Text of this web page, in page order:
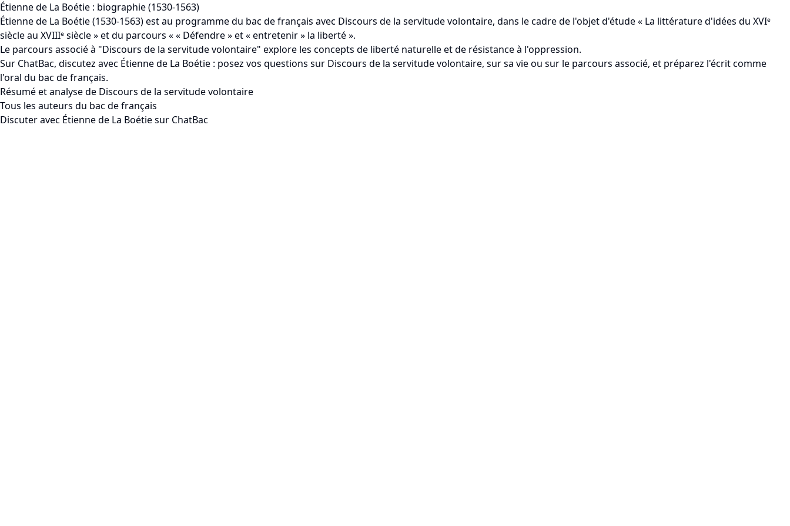
Étienne de La Boétie : biographie (1530-1563)
Étienne de La Boétie (1530-1563) est au programme du bac de français avec Discours de la servitude volontaire, dans le cadre de l'objet d'étude « La littérature d'idées du XVIᵉ
siècle au XVIIIᵉ siècle » et du parcours « « Défendre » et « entretenir » la liberté ».
Le parcours associé à "Discours de la servitude volontaire" explore les concepts de liberté naturelle et de résistance à l'oppression.
Sur ChatBac, discutez avec Étienne de La Boétie : posez vos questions sur Discours de la servitude volontaire, sur sa vie ou sur le parcours associé, et préparez l'écrit comme
l'oral du bac de français.
Résumé et analyse de Discours de la servitude volontaire
Tous les auteurs du bac de français
Discuter avec Étienne de La Boétie sur ChatBac